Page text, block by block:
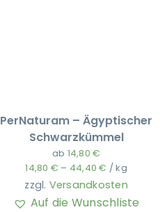
PerNaturam – Ägyptischer
Schwarzkümmel
ab 14,80€
14,80 € – 44,40€ /kg
zzgl. Versandkosten
Auf die Wunschliste